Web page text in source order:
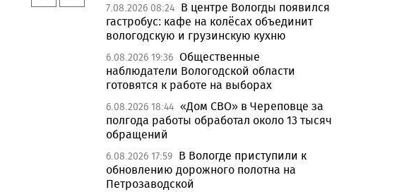
7.08.2026 08:24 В центре Вологды появился
гастробус: кафе на колёсах объединит
вологодскую и грузинскую кухню
6.08.2026 19:36 Общественные
наблюдатели Вологодской области
готовятся к работе на выборах
6.08.2026 18:44 «Дом СВО» в Череповце за
полгода работы обработал около 13 тысяч
обращений
6.08.2026 17:59 В Вологде приступили к
обновлению дорожного полотна на
Петрозаводской